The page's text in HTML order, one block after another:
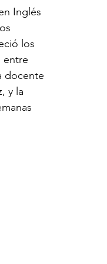
Inglés
los
entre
docente
y la